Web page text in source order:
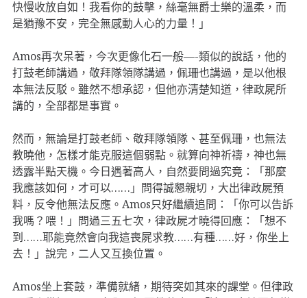
快慢收放自如！我看你的鼓擊，絲毫無爵士樂的溫柔，而
是猶豫不安，完全無感動人心的力量！」
Amos再次呆著，今次更像化石一般—-類似的說話，他的
打鼓老師講過，敬拜隊領隊講過，佩珊也講過，是以他根
本無法反駁。雖然不想承認，但他亦清楚知道，律政屍所
講的，全部都是事實。
然而，無論是打鼓老師、敬拜隊領隊、甚至佩珊，也無法
教曉他，怎樣才能克服這個弱點。就算向神祈禱，神也無
透露半點天機。今日遇著高人，自然要問過究竟：「那麼
我應該如何，才可以……」問得誠懇親切，大出律政屍預
料，反令他無法反應。Amos只好繼續追問：「你可以告訴
我嗎？喂！」問過三五七次，律政屍才曉得回應：「想不
到……耶能竟然會向我這喪屍求教……有種……好，你坐上
去！」說完，二人又互換位置。
Amos坐上套鼓，準備就緒，期待突如其來的課堂。但律政